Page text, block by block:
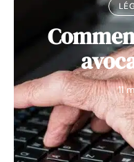
11